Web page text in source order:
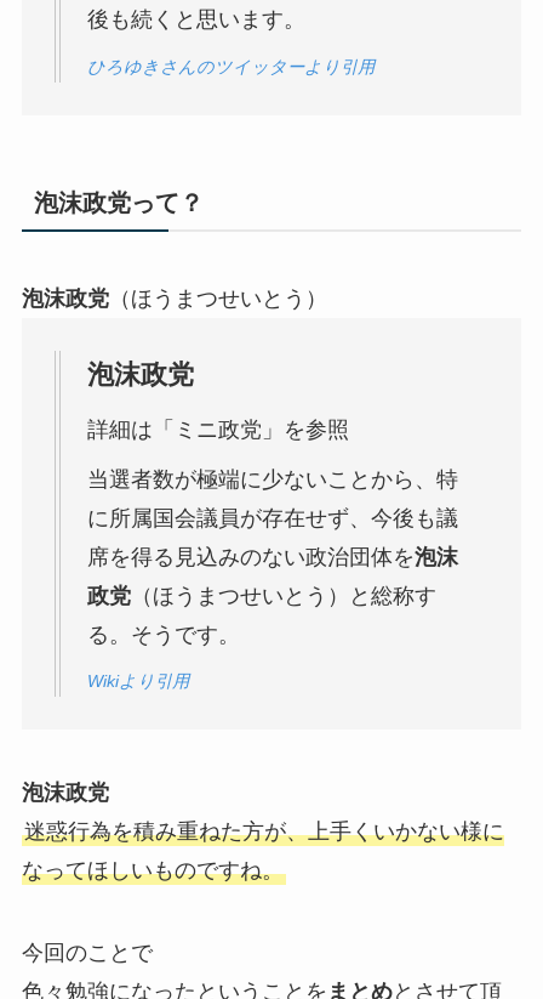
後も続くと思います。
ひろゆきさんのツイッターより引用
泡沫政党って？
泡沫政党（ほうまつせいとう）
泡沫政党
詳細は「ミニ政党」を参照
当選者数が極端に少ないことから、特
に所属国会議員が存在せず、今後も議
席を得る見込みのない政治団体を泡沫
政党（ほうまつせいとう）と総称す
る。そうです。
Wikiより引用
泡沫政党
迷惑行為を積み重ねた方が、上手くいかない様に
なってほしいものですね。
今回のことで
色々勉強になったということを まとめとさせて頂